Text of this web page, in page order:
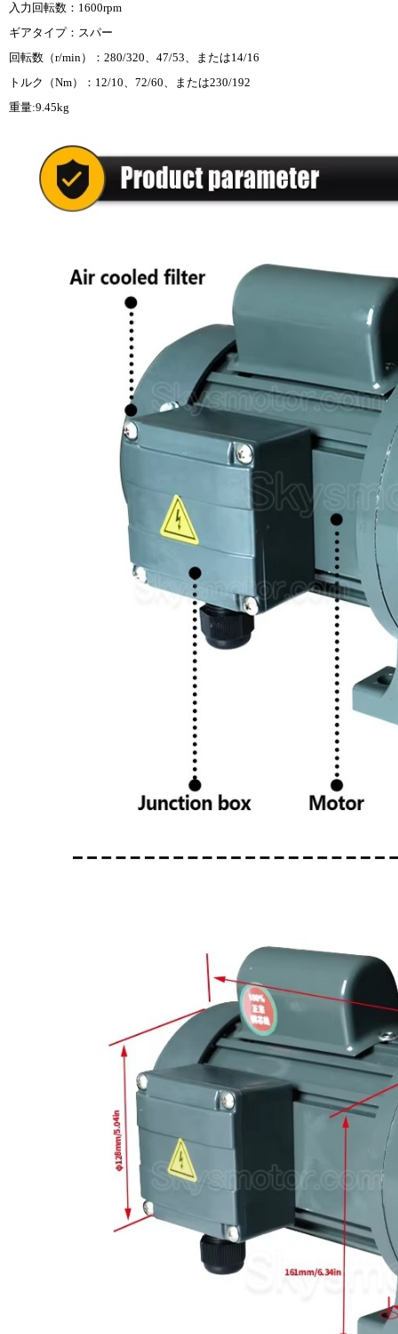
入力回転数：1600rpm
ギアタイプ：スパー
回転数（r/min）：280/320、47/53、または14/16
トルク（Nm）：12/10、72/60、または230/192
重量:9.45kg